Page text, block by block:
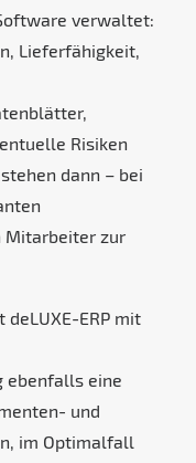
verwaltet:
Lieferfähigkeit,
Risiken
dann – bei
Mitarbeiter zur
ERP mit
ebenfalls eine
und
im Optimalfall